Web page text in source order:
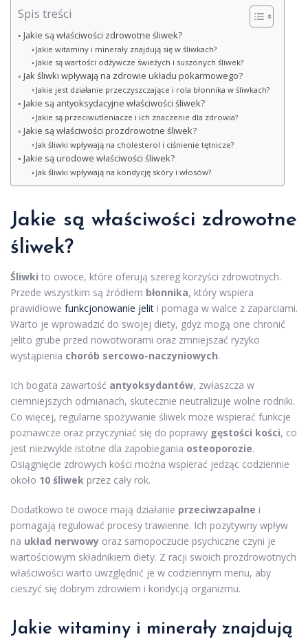
Spis treści
Jakie są właściwości zdrowotne śliwek?
Jakie witaminy i minerały znajdują się w śliwkach?
Jakie są wartości odżywcze świeżych i suszonych śliwek?
Jak śliwki wpływają na zdrowie układu pokarmowego?
Jakie jest działanie przeczyszczające i rola błonnika w śliwkach?
Jakie są antyoksydacyjne właściwości śliwek?
Jakie są przeciwutleniacze i ich znaczenie dla zdrowia?
Jakie są właściwości prozdrowotne śliwek?
Jak śliwki wpływają na cholesterol i ciśnienie tętnicze?
Jakie są urodowe właściwości śliwek?
Jak śliwki wpływają na kondycję skóry i włosów?
Jakie są właściwości zdrowotne
śliwek?
Śliwki to owoce, które oferują szereg korzyści zdrowotnych.
Przede wszystkim są źródłem błonnika, który wspiera
prawidłowe funkcjonowanie jelit i pomaga w walce z zaparciami.
Warto je wprowadzić do swojej diety, gdyż mogą one chronić
jelito grube przed nowotworami oraz zmniejszać ryzyko
wystąpienia chorób sercowo-naczyniowych.
Ich bogata zawartość antyoksydantów, zwłaszcza w
ciemniejszych odmianach, skutecznie neutralizuje wolne rodniki.
Co więcej, regularne spożywanie śliwek może wspierać funkcje
poznawcze oraz przyczyniać się do poprawy gęstości kości, co
jest niezwykle istotne dla zapobiegania osteoporozie.
Osiągnięcie zdrowych kości można wspierać jedząc codziennie
około 10 śliwek przez cały rok.
Dodatkowo te owoce mają działanie przeciwzapalne i
pomagają regulować procesy trawienne. Ich pozytywny wpływ
na układ nerwowy oraz samopoczucie psychiczne czyni je
wartościowym składnikiem diety. Z racji swoich prozdrowotnych
właściwości warto uwzględnić je w codziennym menu, aby
cieszyć się dobrym zdrowiem i kondycją organizmu.
Jakie witaminy i minerały znajdują